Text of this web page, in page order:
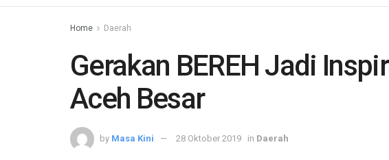
Home Daerah
Gerakan BEREH Jadi
Aceh Besar
by Masa Kini 28 Oktober 2019 in Daerah